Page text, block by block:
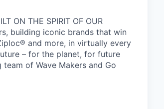
ON THE SPIRIT OF OUR
building iconic brands that win
and more, in virtually every
– for the planet, for future
of Wave Makers and Go